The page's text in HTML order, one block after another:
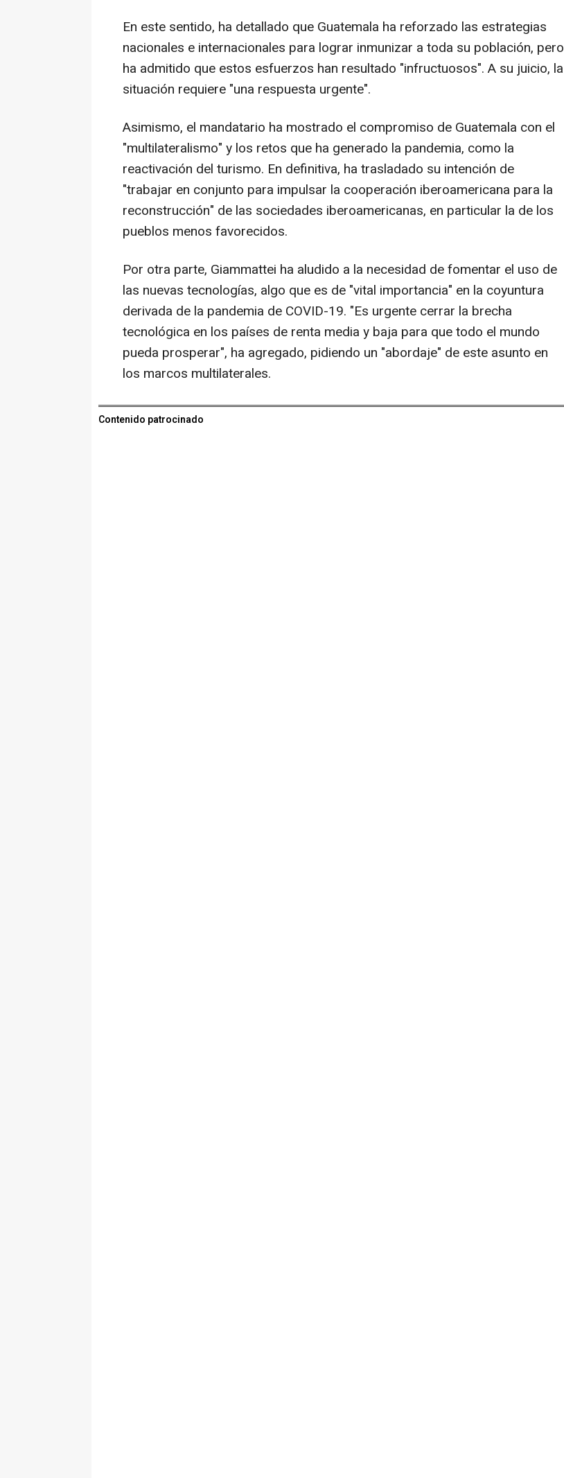
En este sentido, ha detallado que Guatemala ha reforzado las estrategias
nacionales e internacionales para lograr inmunizar a toda su población, pero
ha admitido que estos esfuerzos han resultado "infructuosos". A su juicio, la
situación requiere "una respuesta urgente".
Asimismo, el mandatario ha mostrado el compromiso de Guatemala con el
"multilateralismo" y los retos que ha generado la pandemia, como la
reactivación del turismo. En definitiva, ha trasladado su intención de
"trabajar en conjunto para impulsar la cooperación iberoamericana para la
reconstrucción" de las sociedades iberoamericanas, en particular la de los
pueblos menos favorecidos.
Por otra parte, Giammattei ha aludido a la necesidad de fomentar el uso de
las nuevas tecnologías, algo que es de "vital importancia" en la coyuntura
derivada de la pandemia de COVID-19. "Es urgente cerrar la brecha
tecnológica en los países de renta media y baja para que todo el mundo
pueda prosperar", ha agregado, pidiendo un "abordaje" de este asunto en
los marcos multilaterales.
Contenido patrocinado